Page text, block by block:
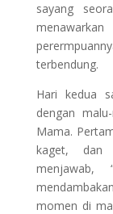
sayang
terbendung.
Hari kedua
dengan
Mama.
kaget, dan
menjawab,
momen di